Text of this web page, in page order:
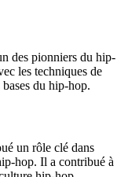
des pionniers du hip-
les techniques de
du hip-hop.
un rôle clé dans
hop. Il a contribué à